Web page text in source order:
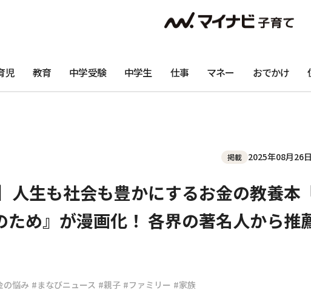
児 教育 中学受験 中学生 仕事 マネー おでかけ
掲載 2025年08月26
人生も社会も豊かにするお金の教養本
ため』が漫画化！ 各界の著名人から推
の悩み #まなびニュース #親子 #ファミリー #家族